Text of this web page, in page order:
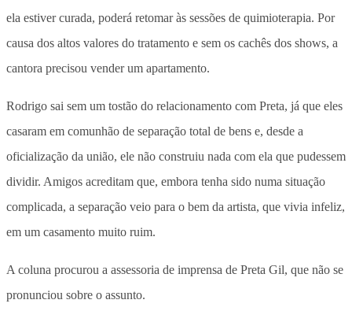
ela estiver curada, poderá retomar às sessões de quimioterapia. Por
causa dos altos valores do tratamento e sem os cachês dos shows, a
cantora precisou vender um apartamento.
Rodrigo sai sem um tostão do relacionamento com Preta, já que eles
casaram em comunhão de separação total de bens e, desde a
oficialização da união, ele não construiu nada com ela que pudessem
dividir. Amigos acreditam que, embora tenha sido numa situação
complicada, a separação veio para o bem da artista, que vivia infeliz,
em um casamento muito ruim.
A coluna procurou a assessoria de imprensa de Preta Gil, que não se
pronunciou sobre o assunto.